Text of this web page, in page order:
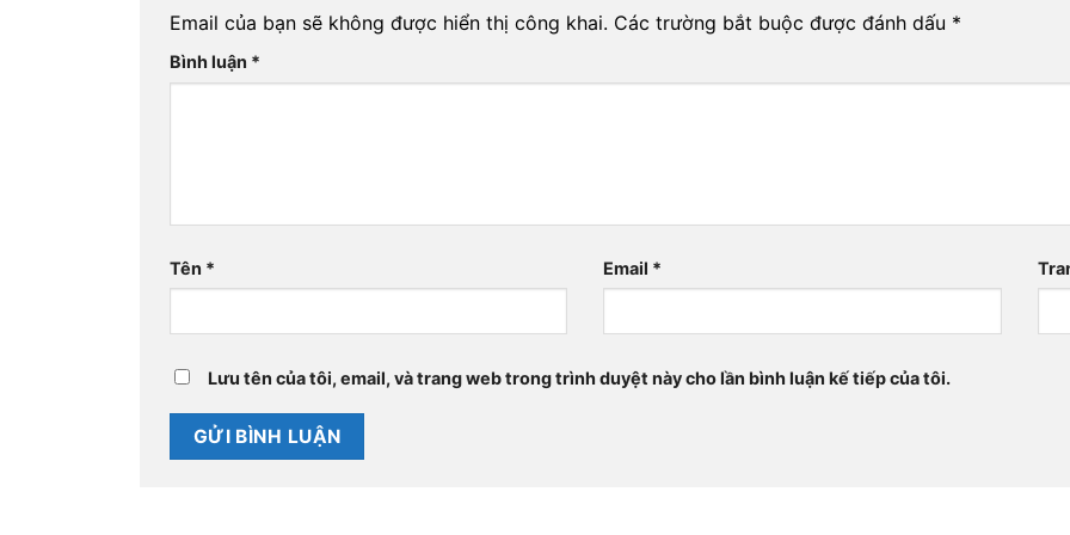
Email của bạn sẽ không được hiển thị công khai. Các trường bắt buộc được đánh dấu *
Bình luận *
Tên * Email *
Lưu tên của tôi, email, và trang web trong trình duyệt này cho lần bình luận kế tiếp của tôi.